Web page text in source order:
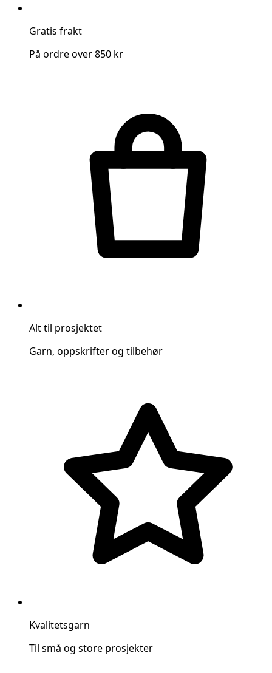
Gratis frakt
På ordre over 850 kr
Alt til prosjektet
Garn, oppskrifter og tilbehør
Kvalitetsgarn
Til små og store prosjekter